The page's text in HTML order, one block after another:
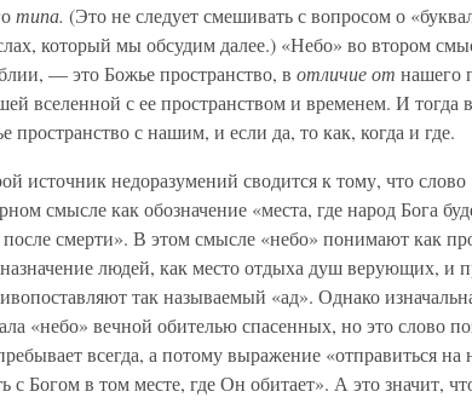
типа. (Это не следует смешивать с вопросом о
который мы обсудим далее.) «Небо» во втором
— это Божье пространство, в отличие от нашего
вселенной с ее пространством и временем. И тогда
пространство с нашим, и если да, то как, когда и где.
источник недоразумений сводится к тому, что
смысле как обозначение «места, где народ Бога
смерти». В этом смысле «небо» понимают как
людей, как место отдыха душ верующих, и
так называемый «ад». Однако
«небо» вечной обителью спасенных, но это слово
всегда, а потому выражение «отправиться на
с Богом в том месте, где Он обитает». А это значит,